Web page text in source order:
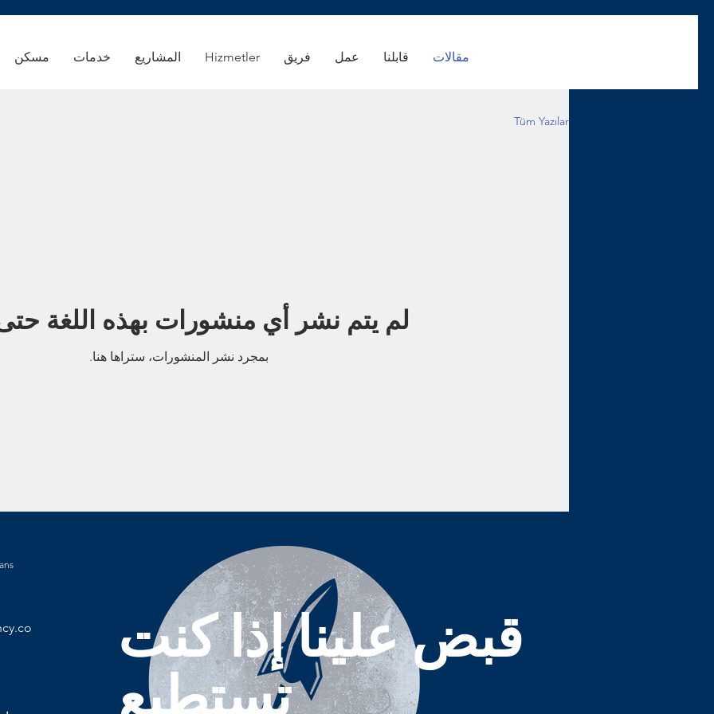
مسكن خدمات المشاريع Hizmetler فريق عمل قابلنا مقالات
Tüm Yazılar
لم يتم نشر أي منشورات بهذه اللغة
بمجرد نشر المنشورات، ستراها هنا.
قبض علينا إذا كنت
تستطيع